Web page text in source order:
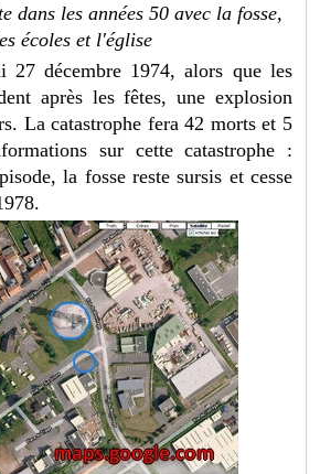
dans les années 50 avec la fosse,
écoles et l'église
27 décembre 1974, alors que les
après les fêtes, une explosion
La catastrophe fera 42 morts et 5
sur cette catastrophe :
la fosse reste sursis et cesse